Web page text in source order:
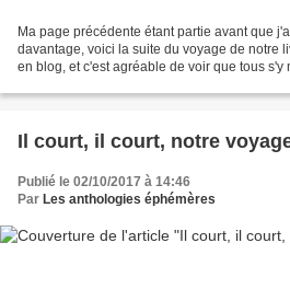
Ma page précédente étant partie avant que
davantage, voici la suite du voyage de notre
en blog, et c'est agréable de voir que tous s'y
Il court, il court, notre
Publié le 02/10/2017 à 14:46
Par Les anthologies éphémères